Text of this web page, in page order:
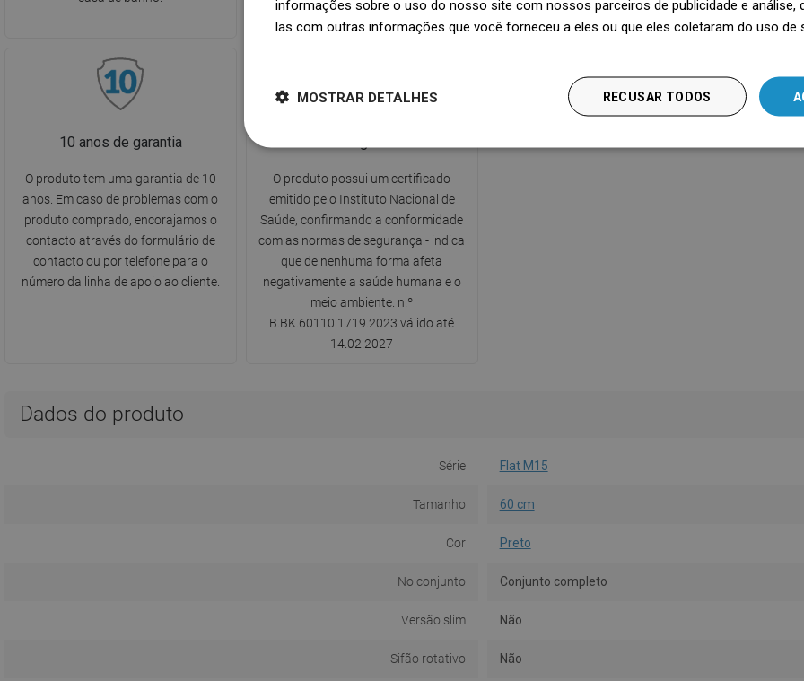
nível de
10 anos de garantia
O produto tem uma garantia de 10
anos. Em caso de problemas com o
produto comprado, encorajamos o
contacto através do formulário de
contacto ou por telefone para o
número da linha de apoio ao cliente.
O produto possui um certificado
emitido pelo Instituto Nacional de
Saúde, confirmando a conformidade
com as normas de segurança - indica
que de nenhuma forma afeta
negativamente a saúde humana e o
meio ambiente. n.º
B.BK.60110.1719.2023 válido até
14.02.2027
Dados do produto
Série Flat M15
Tamanho 60 cm
Cor Preto
No conjunto Conjunto completo
Versão slim Não
Sifão rotativo Não
informações sobre o uso do nosso site com nossos parceiros de publicidade e análise,
las com outras informações que você forneceu a eles ou que eles coletaram do uso de
RECUSAR TODOS
MOSTRAR DETALHES